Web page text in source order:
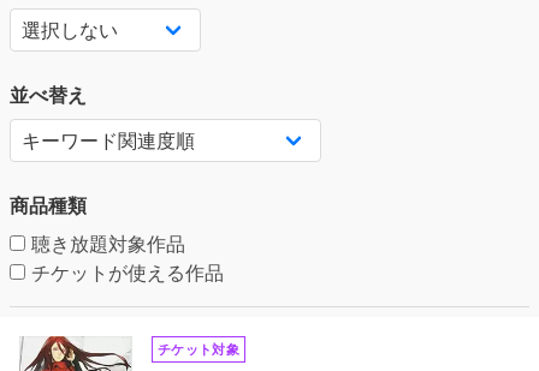
並べ替え
商品種類
聴き放題対象作品
チケットが使える作品
チケット対象